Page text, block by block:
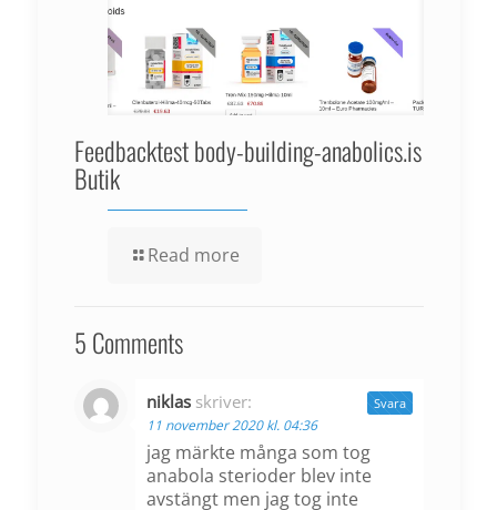
Feedbacktest body-building-anabolics.is
Butik
Read more
5 Comments
niklas skriver:
11 november 2020 kl. 04:36
jag märkte många som tog
anabola sterioder blev inte
avstängt men jag tog inte
Svara